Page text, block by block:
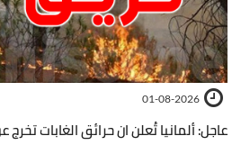
01-08-2026
عاجل: ألمانيا تُعلن ان حرائق الغابات